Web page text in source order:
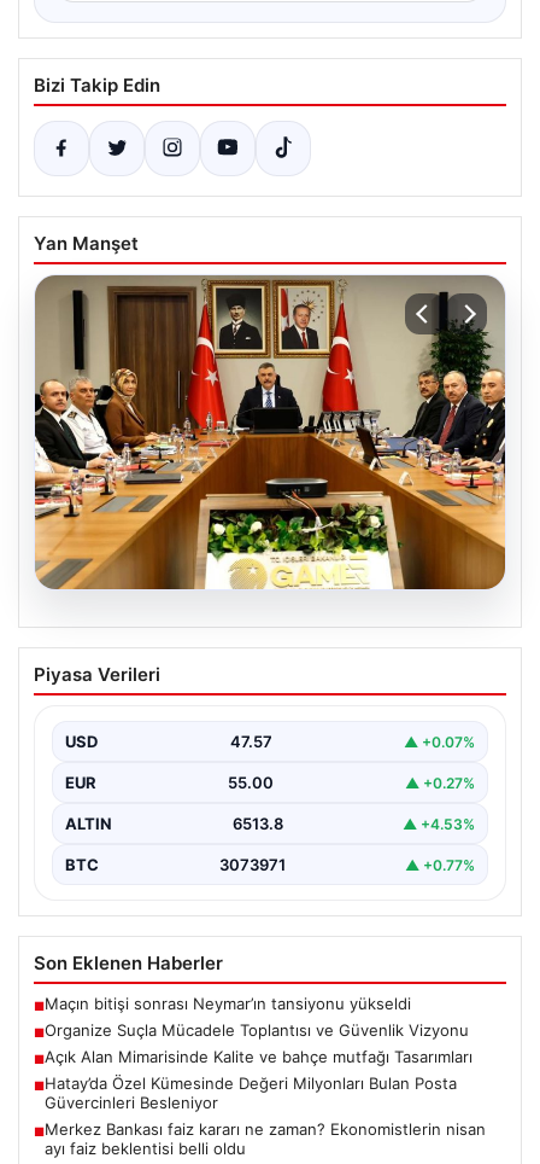
Bizi Takip Edin
Yan Manşet
05.08.2026
Organize Suçla Mücadele Toplantısı ve
Güvenlik Vizyonu
mücadele alanında yeni bir dönemi başlatmak amacıyla
önemli…
Piyasa Verileri
USD 47.57 ▲ +0.07%
EUR 55.00 ▲ +0.27%
ALTIN 6513.8 ▲ +4.53%
BTC 3073971 ▲ +0.77%
Son Eklenen Haberler
■Maçın bitişi sonrası Neymar’ın tansiyonu yükseldi
■Organize Suçla Mücadele Toplantısı ve Güvenlik Vizyonu
■Açık Alan Mimarisinde Kalite ve bahçe mutfağı Tasarımları
■Hatay’da Özel Kümesinde Değeri Milyonları Bulan Posta
Güvercinleri Besleniyor
■Merkez Bankası faiz kararı ne zaman? Ekonomistlerin nisan
ayı faiz beklentisi belli oldu